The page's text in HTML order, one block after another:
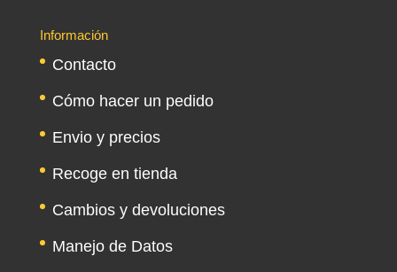
Información
Contacto
Cómo hacer un pedido
Envio y precios
Recoge en tienda
Cambios y devoluciones
Manejo de Datos